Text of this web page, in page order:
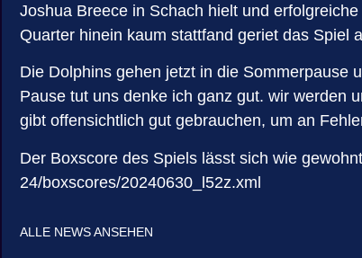
Joshua Breece in Schach hielt und
Quarter hinein kaum stattfand geriet das Spiel
Die Dolphins gehen jetzt in die Sommerpause
Pause tut uns denke ich ganz gut. wir werden
gibt offensichtlich gut gebrauchen, um an
Der Boxscore des Spiels lässt sich wie
24/boxscores/20240630_l52z.xml
ALLE NEWS ANSEHEN